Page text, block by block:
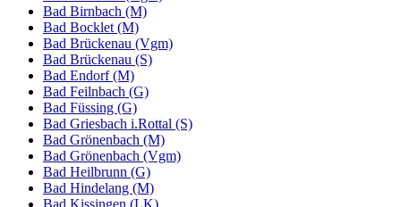
Bad Birnbach (M)
Bad Bocklet (M)
Bad Brückenau (Vgm)
Bad Brückenau (S)
Bad Endorf (M)
Bad Feilnbach (G)
Bad Füssing (G)
Bad Griesbach i.Rottal (S)
Bad Grönenbach (M)
Bad Grönenbach (Vgm)
Bad Heilbrunn (G)
Bad Hindelang (M)
Bad Kissingen (LK)